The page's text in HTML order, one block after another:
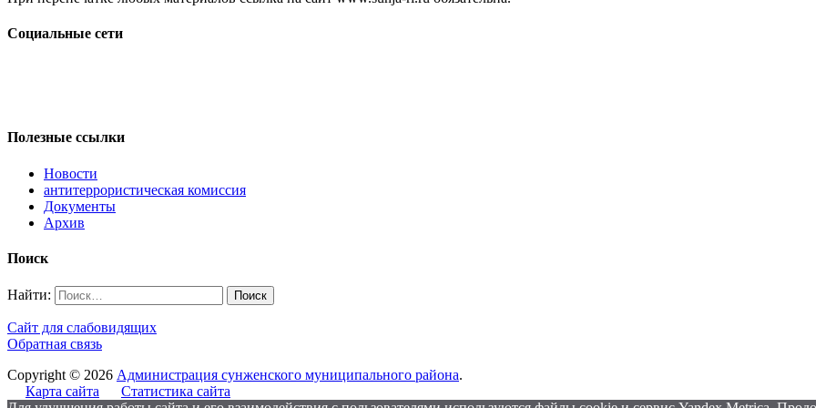
Социальные сети
Полезные ссылки
Новости
антитеррористическая комиссия
Документы
Архив
Поиск
Найти:
Сайт для слабовидящих
Обратная связь
Copyright © 2026 Администрация сунженского муниципального района.
Карта сайта
Статистика сайта